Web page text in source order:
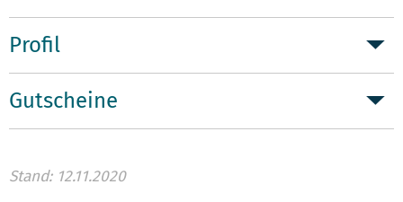
Profil
Gutscheine
Stand: 12.11.2020